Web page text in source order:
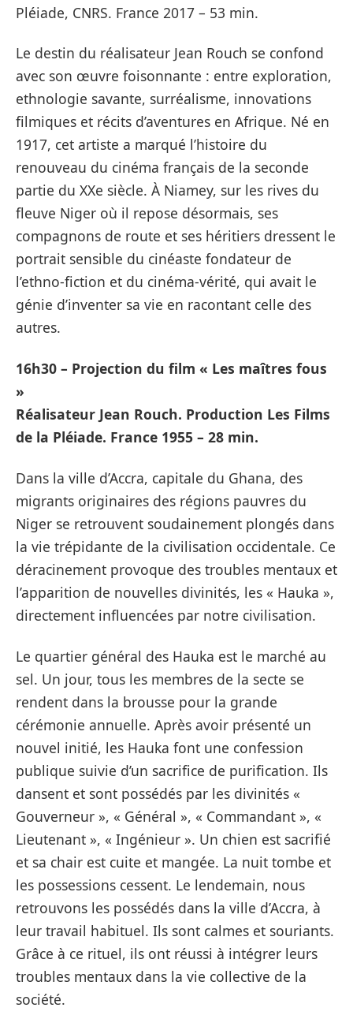
Pléiade, CNRS. France 2017 – 53 min.
Le destin du réalisateur Jean Rouch se confond
avec son œuvre foisonnante : entre exploration,
ethnologie savante, surréalisme, innovations
filmiques et récits d’aventures en Afrique. Né en
1917, cet artiste a marqué l’histoire du
renouveau du cinéma français de la seconde
partie du XXe siècle. À Niamey, sur les rives du
fleuve Niger où il repose désormais, ses
compagnons de route et ses héritiers dressent le
portrait sensible du cinéaste fondateur de
l’ethno-fiction et du cinéma-vérité, qui avait le
génie d’inventer sa vie en racontant celle des
autres.
16h30 – Projection du film « Les maîtres fous
»
Réalisateur Jean Rouch. Production Les Films
de la Pléiade. France 1955 – 28 min.
Dans la ville d’Accra, capitale du Ghana, des
migrants originaires des régions pauvres du
Niger se retrouvent soudainement plongés dans
la vie trépidante de la civilisation occidentale. Ce
déracinement provoque des troubles mentaux et
l’apparition de nouvelles divinités, les « Hauka »,
directement influencées par notre civilisation.
Le quartier général des Hauka est le marché au
sel. Un jour, tous les membres de la secte se
rendent dans la brousse pour la grande
cérémonie annuelle. Après avoir présenté un
nouvel initié, les Hauka font une confession
publique suivie d’un sacrifice de purification. Ils
dansent et sont possédés par les divinités «
Gouverneur », « Général », « Commandant », «
Lieutenant », « Ingénieur ». Un chien est sacrifié
et sa chair est cuite et mangée. La nuit tombe et
les possessions cessent. Le lendemain, nous
retrouvons les possédés dans la ville d’Accra, à
leur travail habituel. Ils sont calmes et souriants.
Grâce à ce rituel, ils ont réussi à intégrer leurs
troubles mentaux dans la vie collective de la
société.